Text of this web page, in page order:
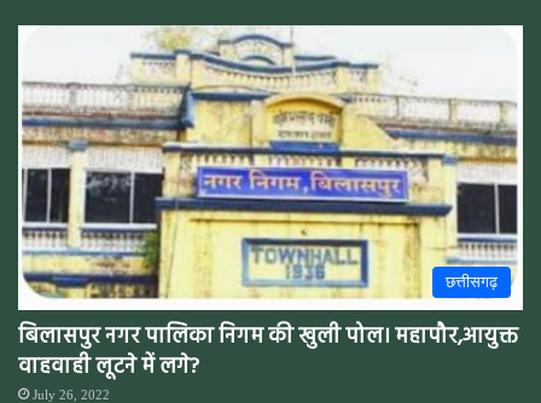
छत्तीसगढ़
बिलासपुर नगर पालिका निगम की खुली पोल। महापौर,आयुक्त
वाहवाही लूटने में लगे?
July 26, 2022